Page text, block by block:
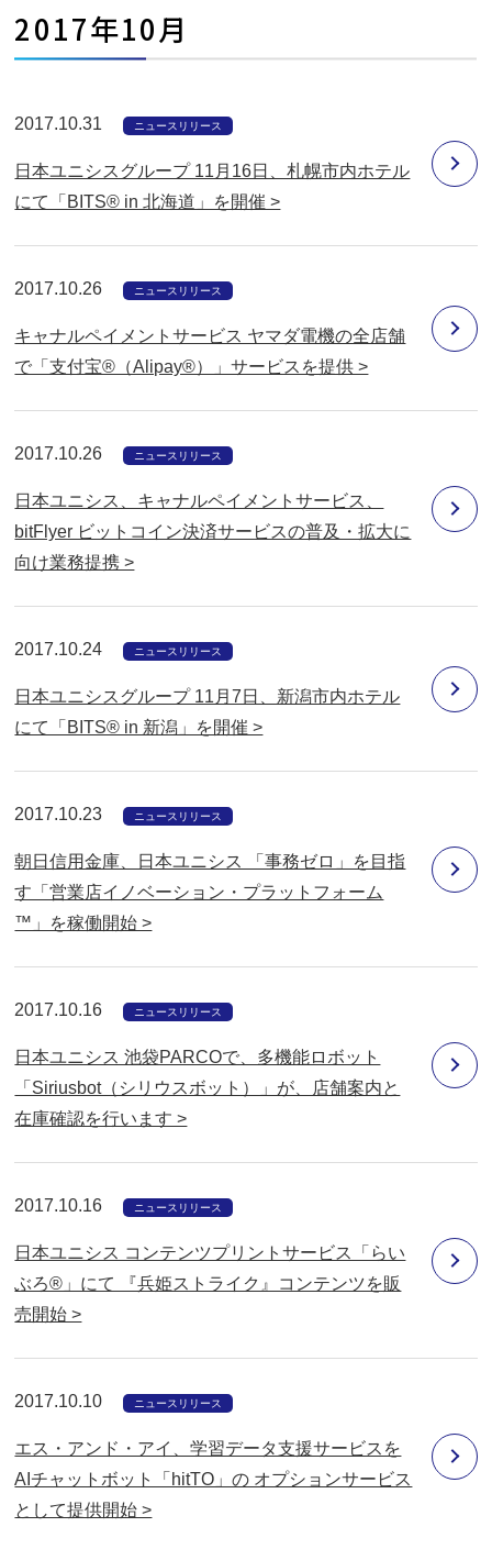
2017年10月
2017.10.31 ニュースリリース
日本ユニシスグループ 11月16日、札幌市内ホテル
にて「BITS® in 北海道」を開催 >
2017.10.26 ニュースリリース
キャナルペイメントサービス ヤマダ電機の全店舗
で「支付宝®（Alipay®）」サービスを提供 >
2017.10.26 ニュースリリース
日本ユニシス、キャナルペイメントサービス、
bitFlyer ビットコイン決済サービスの普及・拡大に
向け業務提携 >
2017.10.24 ニュースリリース
日本ユニシスグループ 11月7日、新潟市内ホテル
にて「BITS® in 新潟」を開催 >
2017.10.23 ニュースリリース
朝日信用金庫、日本ユニシス 「事務ゼロ」を目指
す「営業店イノベーション・プラットフォーム
™」を稼働開始 >
2017.10.16 ニュースリリース
日本ユニシス 池袋PARCOで、多機能ロボット
「Siriusbot（シリウスボット）」が、店舗案内と
在庫確認を行います >
2017.10.16 ニュースリリース
日本ユニシス コンテンツプリントサービス「らい
ぶろ®」にて 『兵姫ストライク』コンテンツを販
売開始 >
2017.10.10 ニュースリリース
エス・アンド・アイ、学習データ支援サービスを
AIチャットボット「hitTO」の オプションサービス
として提供開始 >